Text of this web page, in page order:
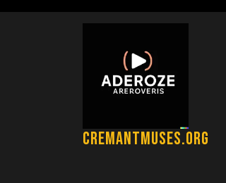
cremantmuses.org